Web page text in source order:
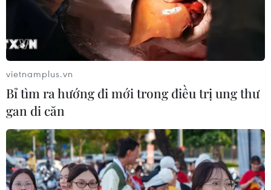
vietnamplus.vn
Bỉ tìm ra hướng đi mới trong điều trị ung thư
gan di căn